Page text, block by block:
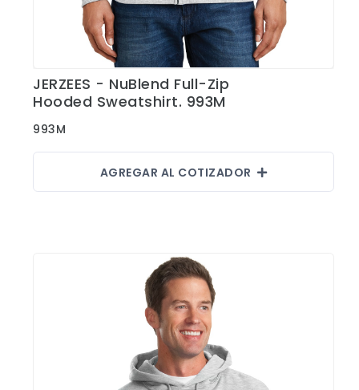
Ver Detalles
JERZEES - NuBlend Full-Zip
Hooded Sweatshirt. 993M
993M
AGREGAR AL COTIZADOR